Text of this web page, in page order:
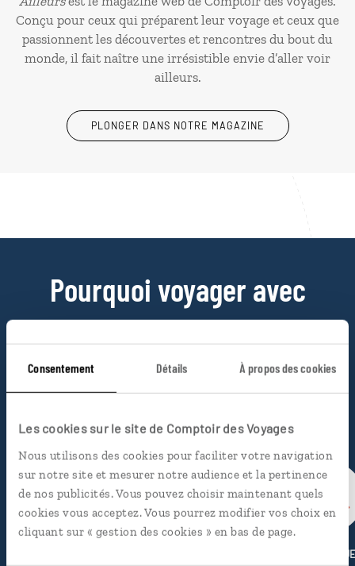
Consentement Détails À propos des cookies
Les cookies sur le site de Comptoir des Voyages
Nous utilisons des cookies pour faciliter votre navigation
sur notre site et mesurer notre audience et la pertinence
de nos publicités. Vous pouvez choisir maintenant quels
cookies vous acceptez. Vous pourrez modifier vos choix en
cliquant sur « gestion des cookies » en bas de page.
Conçu pour ceux qui préparent leur voyage et ceux que
passionnent les découvertes et rencontres du bout du
monde, il fait naître une irrésistible envie d’aller voir
ailleurs.
PLONGER DANS NOTRE MAGAZINE
Pourquoi voyager avec
nous
Soyons honnête, nous ne sommes pas les seuls
à proposer des voyages sur mesure,
incontestablement la différence.
LE